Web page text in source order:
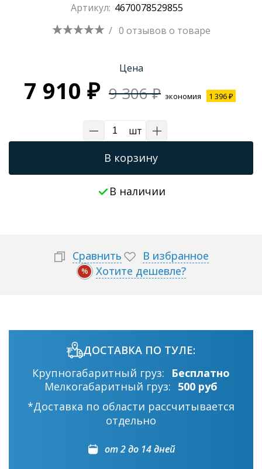
Душевые уголки и ограждения
Артикул: 4670078529855
/ 0 отзывов о товаре
Цена
7 910 ₽ 9 306 ₽ экономия 1 396 ₽
шт
В корзину
В наличии
Сравнить В избранное
% Хотите дешевле?
ДОСТАВКА ПО ТУЛЕ:
Крупногабаритный груз:
Бесплатно
Мелкогабаритный груз: 500 руб
*Доставка по области рассчитывается
отдельно
от 2 до 14 дней